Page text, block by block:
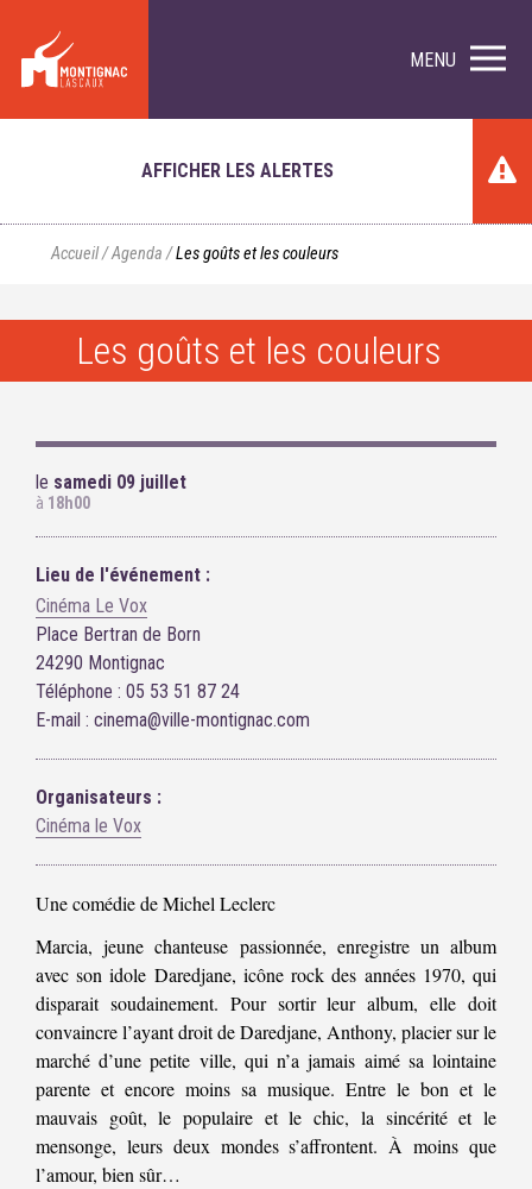
MENU
AFFICHER LES ALERTES
Accueil/Agenda /Les goûts et les couleurs
Les goûts et les couleurs
le samedi 09 juillet
à 18h00
Lieu de l'événement :
Cinéma Le Vox
Place Bertran de Born
24290 Montignac
Téléphone : 05 53 51 87 24
E-mail : cinema@ville-montignac.com
Organisateurs :
Cinéma le Vox
Une comédie de Michel Leclerc
Marcia, jeune chanteuse passionnée, enregistre un album
avec son idole Daredjane, icône rock des années 1970, qui
disparait soudainement. Pour sortir leur album, elle doit
convaincre l’ayant droit de Daredjane, Anthony, placier sur le
marché d’une petite ville, qui n’a jamais aimé sa lointaine
parente et encore moins sa musique. Entre le bon et le
mauvais goût, le populaire et le chic, la sincérité et le
mensonge, leurs deux mondes s’affrontent. À moins que
l’amour, bien sûr…